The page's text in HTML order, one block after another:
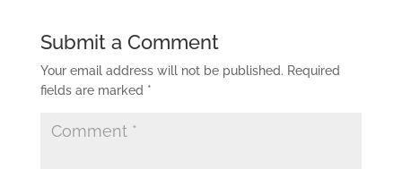
Submit a Comment
Your email address will not be published. Required
fields are marked *